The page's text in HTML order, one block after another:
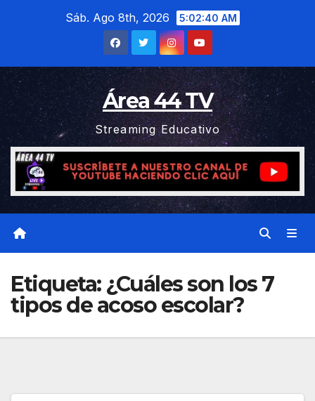
Sáb. Ago 8th, 2026 5:02:40 AM
Área 44 TV
Streaming Educativo
Etiqueta: ¿Cuáles son los 7
tipos de acoso escolar?